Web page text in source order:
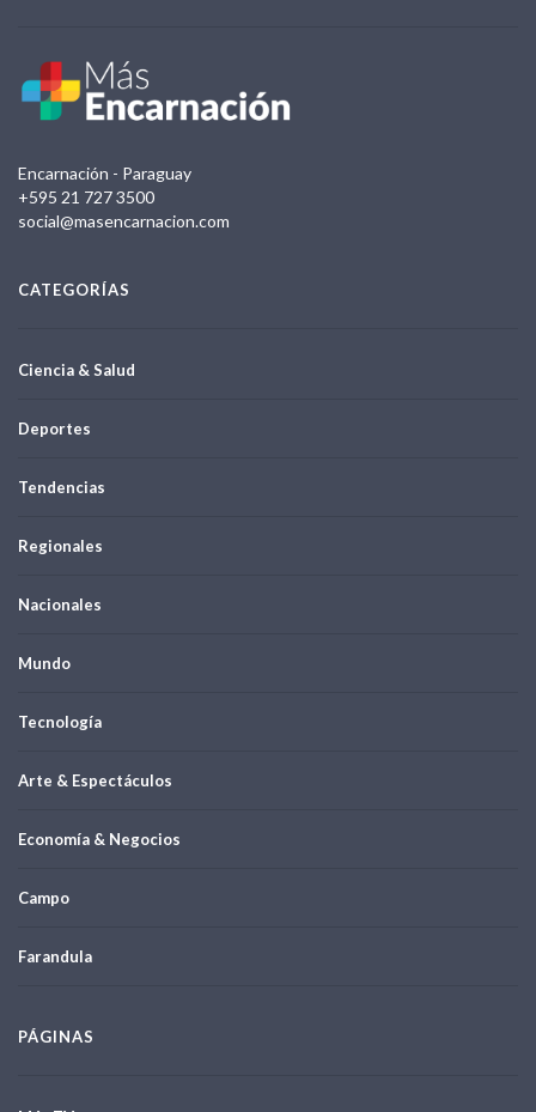
Encarnación - Paraguay
+595 21 727 3500
social@masencarnacion.com
CATEGORÍAS
Ciencia & Salud
Deportes
Tendencias
Regionales
Nacionales
Mundo
Tecnología
Arte & Espectáculos
Economía & Negocios
Campo
Farandula
PÁGINAS